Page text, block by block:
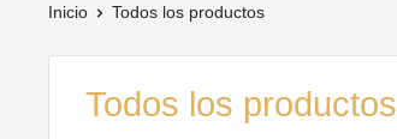
Inicio Todos los productos
Todos los productos